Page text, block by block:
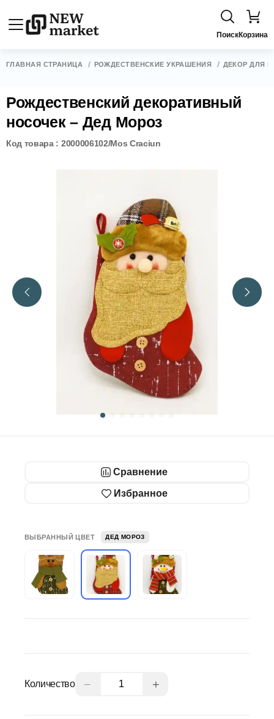
ПоискКорзина
ГЛАВНАЯ СТРАНИЦА РОЖДЕСТВЕНСКИЕ УКРАШЕНИЯ ДЕКОР ДЛЯ
Рождественский декоративный
носочек – Дед Мороз
Код товара : 2000006102/Mos Craciun
Сравнение
Избранное
ВЫБРАННЫЙ ЦВЕТ ДЕД МОРОЗ
Количество − +